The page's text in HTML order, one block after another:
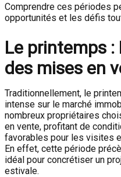
Comprendre ces périodes
opportunités et les défis
Le printemps :
des mises en
Traditionnellement, le
intense sur le marché
nombreux propriétaires
en vente, profitant de
favorables pour les visites
En effet, cette période
idéal pour concrétiser un
estivale.